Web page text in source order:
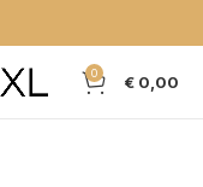
0 € 0,00